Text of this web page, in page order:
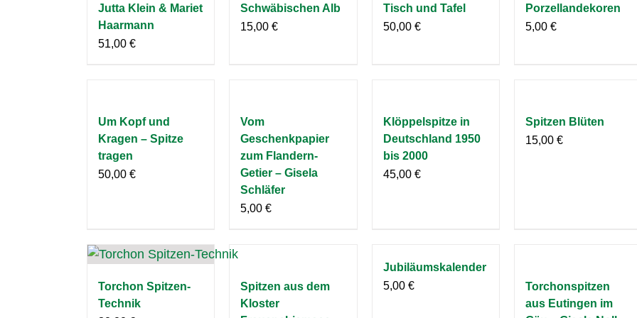
Jutta Klein & Mariet
Haarmann
51,00 €
Schwäbischen Alb
15,00€
Tisch und Tafel
50,00 €
Porzellandekoren
5,00 €
Um Kopf und
Kragen – Spitze
tragen
50,00 €
Vom
Geschenkpapier
zum Flandern-
Getier – Gisela
Schläfer
5,00€
Klöppelspitze in
Deutschland 1950
bis 2000
45,00 €
Spitzen Blüten
15,00 €
Torchon Spitzen-
Technik
Spitzen aus dem
Kloster
Jubiläumskalender
5,00 €
Torchonspitzen
aus Eutingen im